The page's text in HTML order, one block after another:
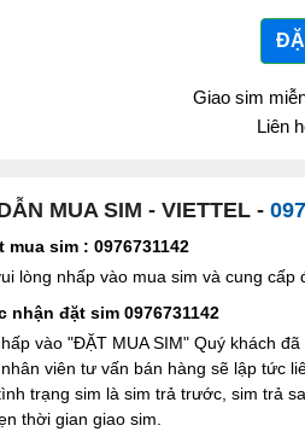
Giao sim
Liên
MUA SIM - VIETTEL -
sim : 0976731142
lòng nhấp vào mua sim và cung
nhận đặt sim 0976731142
vào "ĐẶT MUA SIM" Quý khách
viên tư vấn bán hàng sẽ lập tức
trạng sim là sim trả trước, sim trả
thời gian giao sim.